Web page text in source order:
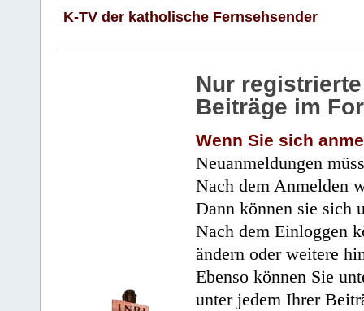
K-TV der katholische Fernsehsender
Nur
Beiträge im
Wenn Sie sich
Neuanmeldungen
Nach dem Anmelden
Dann können sie sich
Nach dem Einloggen
ändern oder weitere
Ebenso können Sie
unter jedem Ihrer